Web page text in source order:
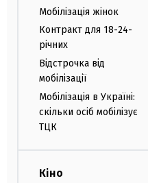
Мобілізація жінок
Контракт для 18-24-
річних
Відстрочка від
мобілізації
Мобілізація в Україні:
скільки осіб мобілізує
ТЦК
Кіно